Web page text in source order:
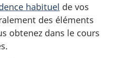
habituel de vos
des éléments
obtenez dans le cours